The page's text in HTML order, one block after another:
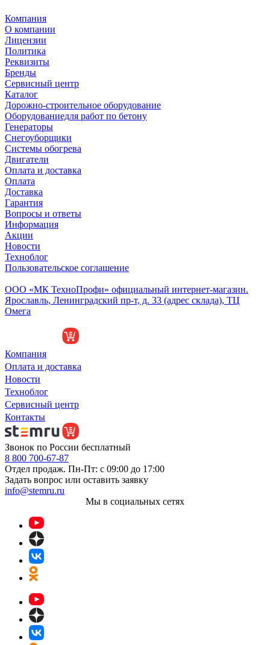
Компания
О компании
Лицензии
Политика
Реквизиты
Бренды
Сервисный центр
Каталог
Дорожно-строительное оборудование
Оборудованиедля работ по бетону
Генераторы
Снегоуборщики
Системы обогрева
Двигатели
Оплата и доставка
Оплата
Доставка
Гарантия
Вопросы и ответы
Информация
Акции
Новости
Техноблог
Пользовательское соглашение
ООО «МК ТехноПрофи» официальный интернет-магазин.
Ярославль, Ленинградский пр-т, д. 33 (адрес склада), ТЦ
Омега
Компания
Оплата и доставка
Новости
Техноблог
Сервисный центр
Контакты
Звонок по России бесплатный
8 800 700-67-87
Отдел продаж. Пн-Пт: с 09:00 до 17:00
Задать вопрос или оставить заявку
info@stemru.ru
Мы в социальных сетях